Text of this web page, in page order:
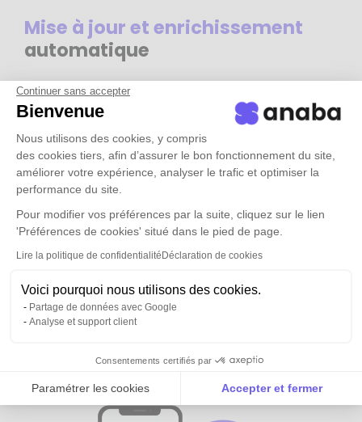
Continuer sans accepter
Bienvenue
Nous utilisons des cookies, y compris
des cookies tiers, afin d’assurer le bon fonctionnement du site,
améliorer votre expérience, analyser le trafic et optimiser la
performance du site.
Pour modifier vos préférences par la suite, cliquez sur le lien
'Préférences de cookies' situé dans le pied de page.
Lire la politique de confidentialitéDéclaration de cookies
Voici pourquoi nous utilisons des cookies.
Partage de données avec Google
Analyse et support client
Consentements certifiés par
Paramétrer les cookies Accepter et fermer
Axeptio consent
Plateforme de Gestion du Consentement :
Mise à jour et enrichissement
automatique
Tous vos contacts et ceux de vos
équipesdisponibles partout